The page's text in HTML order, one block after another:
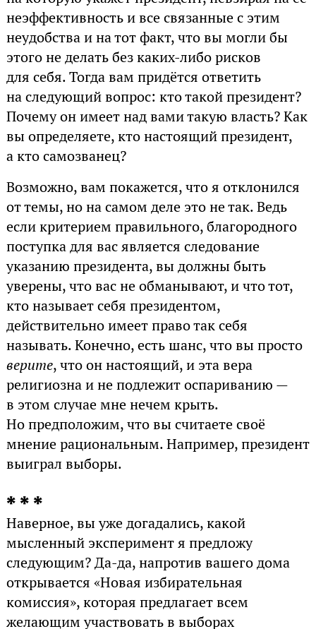
неэффективность и все связанные с этим
неудобства и на тот факт, что вы могли бы
этого не делать без каких-либо рисков
для себя. Тогда вам придётся ответить
на следующий вопрос: кто такой президент?
Почему он имеет над вами такую власть? Как
вы определяете, кто настоящий президент,
а кто самозванец?
Возможно, вам покажется, что я отклонился
от темы, но на самом деле это не так. Ведь
если критерием правильного, благородного
поступка для вас является следование
указанию президента, вы должны быть
уверены, что вас не обманывают, и что тот,
кто называет себя президентом,
действительно имеет право так себя
называть. Конечно, есть шанс, что вы просто
верите, что он настоящий, и эта вера
религиозна и не подлежит оспариванию —
в этом случае мне нечем крыть.
Но предположим, что вы считаете своё
мнение рациональным. Например, президент
выиграл выборы.
* * *
Наверное, вы уже догадались, какой
мысленный эксперимент я предложу
следующим? Да-да, напротив вашего дома
открывается «Новая избирательная
комиссия», которая предлагает всем
желающим участвовать в выборах